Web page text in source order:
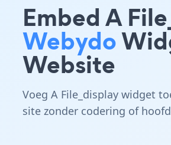
Embed A
Webydo
Website
Voeg A File_display widget
site zonder codering of